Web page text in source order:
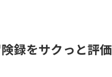
録をサクっと評価